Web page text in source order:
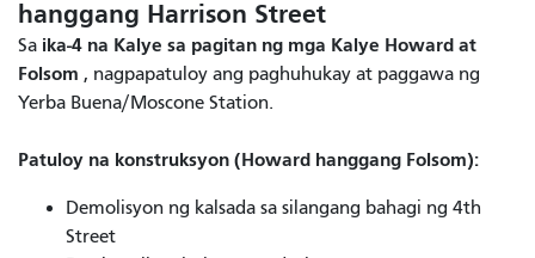
hanggang Harrison Street
Sa ika-4 na Kalye sa pagitan ng mga Kalye Howard at
Folsom , nagpapatuloy ang paghuhukay at paggawa ng
Yerba Buena/Moscone Station.
Patuloy na konstruksyon (Howard hanggang Folsom):
Demolisyon ng kalsada sa silangang bahagi ng 4th
Street